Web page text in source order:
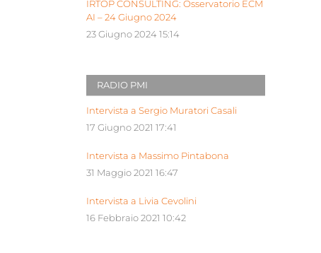
IRTOP CONSULTING: Osservatorio ECM
AI – 24 Giugno 2024
23 Giugno 2024 15:14
RADIO PMI
Intervista a Sergio Muratori Casali
17 Giugno 2021 17:41
Intervista a Massimo Pintabona
31 Maggio 2021 16:47
Intervista a Livia Cevolini
16 Febbraio 2021 10:42